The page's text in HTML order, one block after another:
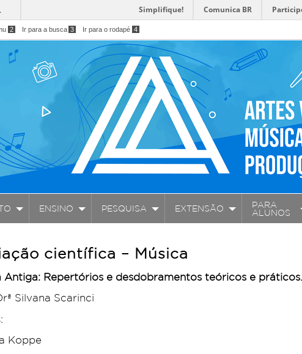
Simplifique! Comunica BR
2 Ir para a busca 3 Ir para o rodapé 4
ENSINO PESQUISA EXTENSÃO
PARA
ALUNOS
científica – Música
Antiga: Repertórios e desdobramentos teóricos e práticos.
Silvana Scarinci
Koppe